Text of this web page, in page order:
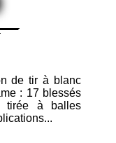
de tir à blanc
: 17 blessés
tirée à balles